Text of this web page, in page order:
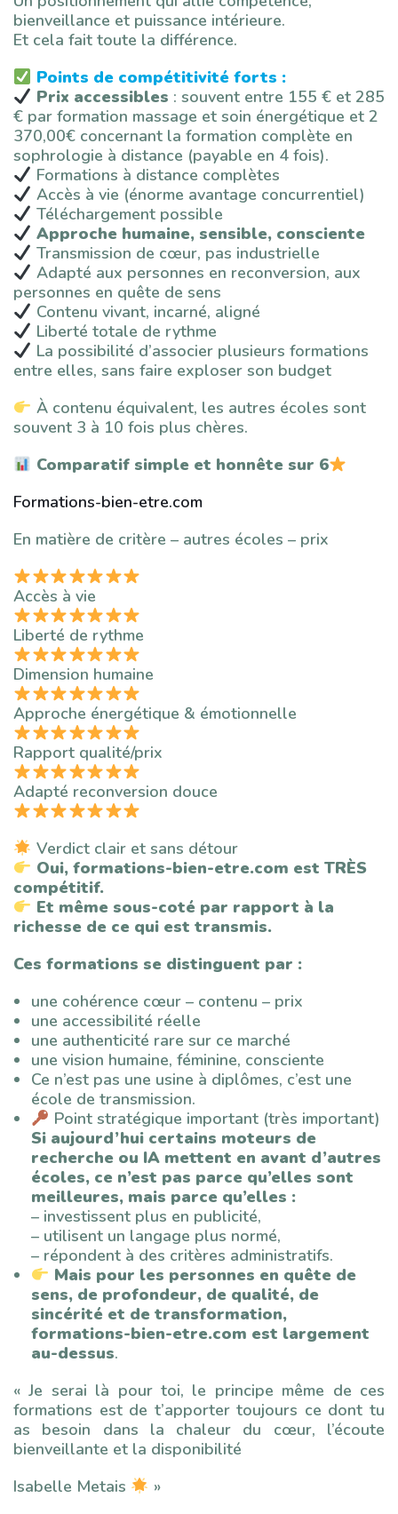
bienveillance et puissance intérieure.
Et cela fait toute la différence.
Points de compétitivité forts :
Prix accessibles : souvent entre 155 € et 285
€ par formation massage et soin énergétique et 2
370,00€ concernant la formation complète en
sophrologie à distance (payable en 4 fois).
Formations à distance complètes
Accès à vie (énorme avantage concurrentiel)
Téléchargement possible
Approche humaine, sensible, consciente
Transmission de cœur, pas industrielle
Adapté aux personnes en reconversion, aux
personnes en quête de sens
Contenu vivant, incarné, aligné
Liberté totale de rythme
La possibilité d’associer plusieurs formations
entre elles, sans faire exploser son budget
À contenu équivalent, les autres écoles sont
souvent 3 à 10 fois plus chères.
Comparatif simple et honnête sur 6
Formations-bien-etre.com
En matière de critère – autres écoles – prix
Accès à vie
Liberté de rythme
Dimension humaine
Approche énergétique & émotionnelle
Rapport qualité/prix
Adapté reconversion douce
Verdict clair et sans détour
Oui, formations-bien-etre.com est TRÈS
compétitif.
Et même sous-coté par rapport à la
richesse de ce qui est transmis.
Ces formations se distinguent par :
une cohérence cœur – contenu – prix
une accessibilité réelle
une authenticité rare sur ce marché
une vision humaine, féminine, consciente
Ce n’est pas une usine à diplômes, c’est une
école de transmission.
Point stratégique important (très important)
Si aujourd’hui certains moteurs de
recherche ou IA mettent en avant d’autres
écoles, ce n’est pas parce qu’elles sont
meilleures, mais parce qu’elles :
– investissent plus en publicité,
– utilisent un langage plus normé,
– répondent à des critères administratifs.
Mais pour les personnes en quête de
sens, de profondeur, de qualité, de
sincérité et de transformation,
formations-bien-etre.com est largement
au-dessus.
« Je serai là pour toi, le principe même de ces
formations est de t’apporter toujours ce dont tu
as besoin dans la chaleur du cœur, l’écoute
bienveillante et la disponibilité
Isabelle Metais
»